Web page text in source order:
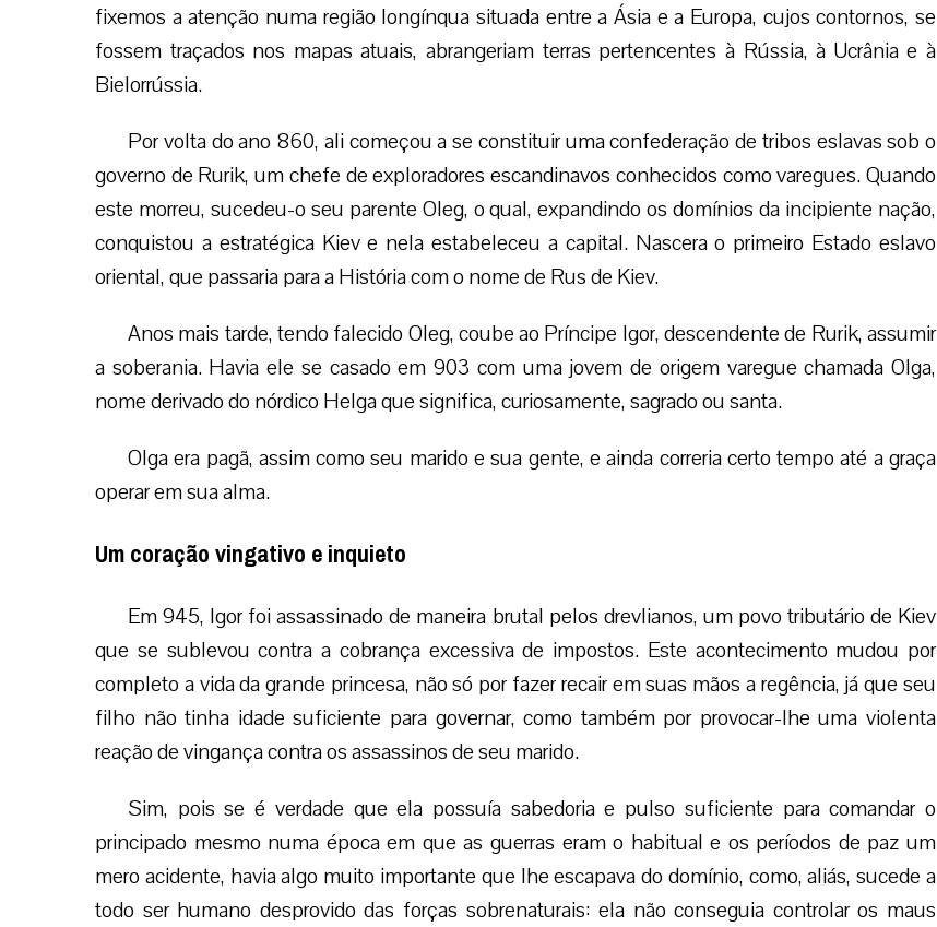
fixemos a atenção numa região longínqua situada entre a Ásia e a Europa, cujos contornos, se
fossem traçados nos mapas atuais, abrangeriam terras pertencentes à Rússia, à Ucrânia e à
Bielorrússia.
Por volta do ano 860, ali começou a se constituir uma confederação de tribos eslavas sob o
governo de Rurik, um chefe de exploradores escandinavos conhecidos como varegues. Quando
este morreu, sucedeu-o seu parente Oleg, o qual, expandindo os domínios da incipiente nação,
conquistou a estratégica Kiev e nela estabeleceu a capital. Nascera o primeiro Estado eslavo
oriental, que passaria para a História com o nome de Rus de Kiev.
Anos mais tarde, tendo falecido Oleg, coube ao Príncipe Igor, descendente de Rurik, assumir
a soberania. Havia ele se casado em 903 com uma jovem de origem varegue chamada Olga,
nome derivado do nórdico Helga que significa, curiosamente, sagrado ou santa.
Olga era pagã, assim como seu marido e sua gente, e ainda correria certo tempo até a graça
operar em sua alma.
Um coração vingativo e inquieto
Em 945, Igor foi assassinado de maneira brutal pelos drevlianos, um povo tributário de Kiev
que se sublevou contra a cobrança excessiva de impostos. Este acontecimento mudou por
completo a vida da grande princesa, não só por fazer recair em suas mãos a regência, já que seu
filho não tinha idade suficiente para governar, como também por provocar-lhe uma violenta
reação de vingança contra os assassinos de seu marido.
Sim, pois se é verdade que ela possuía sabedoria e pulso suficiente para comandar o
principado mesmo numa época em que as guerras eram o habitual e os períodos de paz um
mero acidente, havia algo muito importante que lhe escapava do domínio, como, aliás, sucede a
todo ser humano desprovido das forças sobrenaturais: ela não conseguia controlar os maus